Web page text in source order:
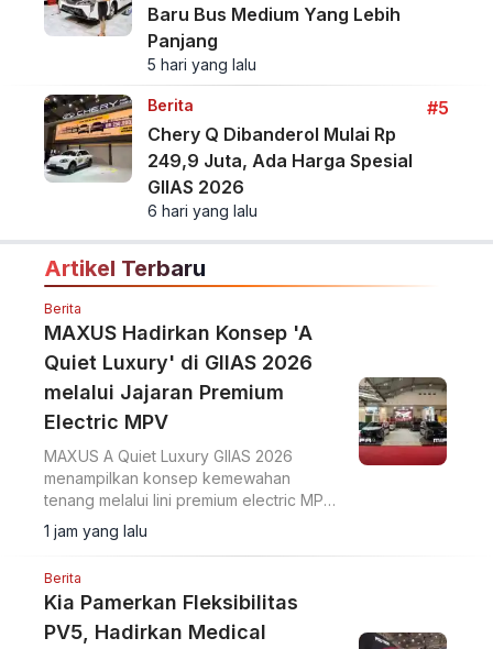
Baru Bus Medium Yang Lebih
Panjang
5 hari yang lalu
Berita
#5
Chery Q Dibanderol Mulai Rp
249,9 Juta, Ada Harga Spesial
GIIAS 2026
6 hari yang lalu
Artikel Terbaru
Berita
MAXUS Hadirkan Konsep 'A
Quiet Luxury' di GIIAS 2026
melalui Jajaran Premium
Electric MPV
MAXUS A Quiet Luxury GIIAS 2026
menampilkan konsep kemewahan
tenang melalui lini premium electric MPV
MIFA 7 dan MIFA 9 di ICE BSD City.
1 jam yang lalu
Berita
Kia Pamerkan Fleksibilitas
PV5, Hadirkan Medical